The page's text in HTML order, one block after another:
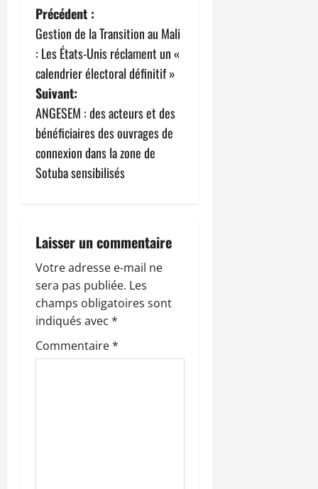
N
a
v
i
g
a
o
n
d
’
Précédent :
Gestion de la Transition au Mali
: Les États-Unis réclament un «
calendrier électoral définitif »
Suivant:
ANGESEM : des acteurs et des
bénéficiaires des ouvrages de
connexion dans la zone de
Sotuba sensibilisés
Laisser un commentaire
Votre adresse e-mail ne
sera pas publiée. Les
champs obligatoires sont
indiqués avec *
Commentaire*